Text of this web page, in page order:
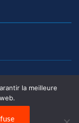
la meilleure